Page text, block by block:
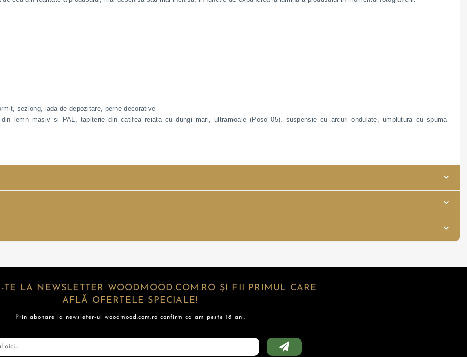
sezlong, lada de depozitare, perne decorative
lemn masiv si PAL, tapiterie din catifea reiata cu dungi mari, ultramoale (Poso 05), suspensie cu arcuri ondulate, umplutura cu spuma
LA NEWSLETTER WOODMOOD.COM.RO ȘI FII PRIMUL CARE
AFLĂ OFERTELE SPECIALE!
Prin abonare la newsleter-ul woodmood.com.ro confirm ca am peste 18 ani.